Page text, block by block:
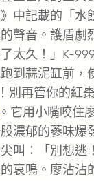
中記載的「
聲音。護盾
太久！」K-
到蒜泥缸前
別再管你的
。它用小嘴咬住
濃郁的蔘味
叫：「別想逃
哀鳴。廖沾